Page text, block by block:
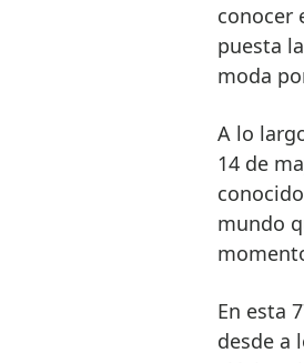
conocer
puesta
moda
A lo
14 de
mundo
En esta
desde a